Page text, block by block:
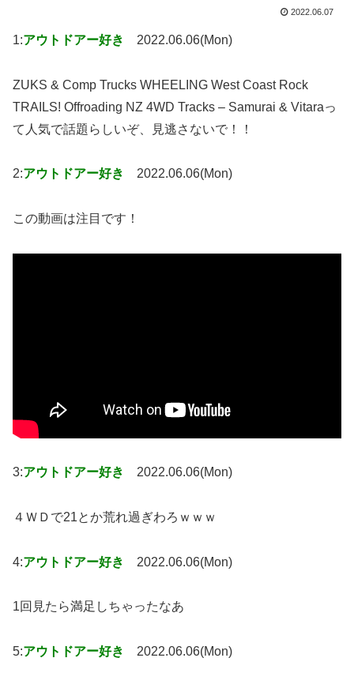
2022.06.07
1:アウトドアー好き 2022.06.06(Mon)
ZUKS & Comp Trucks WHEELING West Coast Rock
TRAILS! Offroading NZ 4WD Tracks – Samurai & Vitaraっ
て人気で話題らしいぞ、見逃さないで！！
2:アウトドアー好き 2022.06.06(Mon)
この動画は注目です！
3:アウトドアー好き 2022.06.06(Mon)
４ＷＤで21とか荒れ過ぎわろｗｗｗ
4:アウトドアー好き 2022.06.06(Mon)
1回見たら満足しちゃったなあ
5:アウトドアー好き 2022.06.06(Mon)